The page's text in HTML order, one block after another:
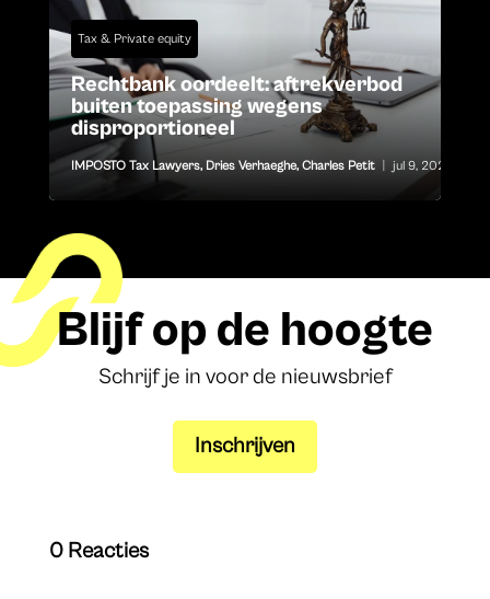
Tax & Private equity
Rechtbank oordeelt: aftrekverbod
buiten toepassing wegens
disproportioneel
IMPOSTO Tax Lawyers, Dries Verhaeghe, Charles Petit jul 9, 2026
Blijf op de hoogte
Schrijf je in voor de nieuwsbrief
Inschrijven
0 Reacties